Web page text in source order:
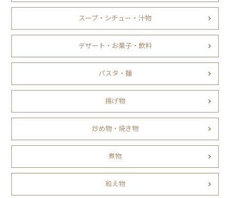
スープ・シチュー・汁物
デザート・お菓子・飲料
パスタ・麺
揚げ物
炒め物・焼き物
煮物
和え物